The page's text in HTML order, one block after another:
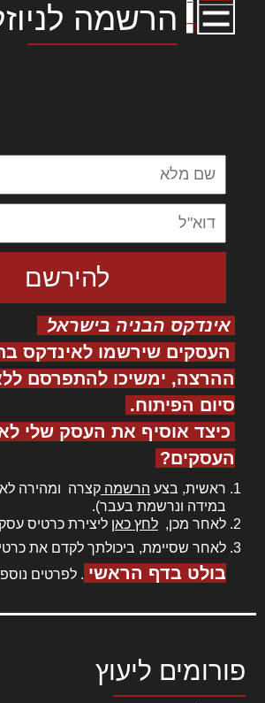
הרשמה
אינדקס הבניה בישראל
העסקים שירשמו לאינדקס
ההרצה, ימשיכו להתפרסם
סיום הפיתוח.
כיצד אוסיף את העסק שלי
העסקים?
ראשית, בצע הרשמה קצרה ומהירה
במידה ונרשמת בעבר).
לאחר מכן, לחץ כאן ליצירת כרטיס
לאחר שסיימת, ביכולתך לקדם את
בולט בדף הראשי . לפרטים
פורומים ליעוץ